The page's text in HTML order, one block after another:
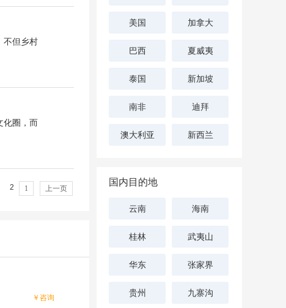
不但乡村
化圈，而
上一页
1
2
￥ 咨询
美国 加拿大
巴西 夏威夷
泰国 新加坡
南非 迪拜
澳大利亚 新西兰
国内目的地
云南 海南
桂林 武夷山
华东 张家界
贵州 九寨沟